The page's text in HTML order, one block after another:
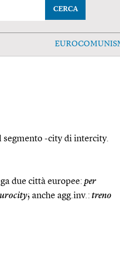
CERCA
segmento -city di intercity.
due città europee: per
; anche agg.inv.: treno